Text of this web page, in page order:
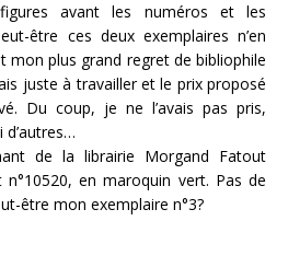
avant les numéros et les
être ces deux exemplaires n’en
mon plus grand regret de bibliophile
juste à travailler et le prix proposé
Du coup, je ne l’avais pas pris,
d’autres…
de la librairie Morgand Fatout
en maroquin vert. Pas de
être mon exemplaire n°3?